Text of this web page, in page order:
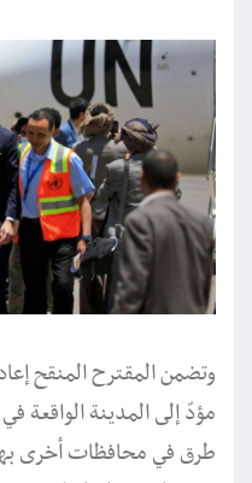
وتضمن المقترح المنقح
مؤدّ إلى المدينة الواقعة
طرق في محافظات أخرى